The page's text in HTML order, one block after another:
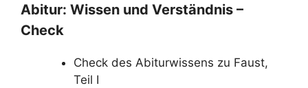
Abitur: Wissen und Verständnis –
Check
Check des Abiturwissens zu Faust,
Teil I